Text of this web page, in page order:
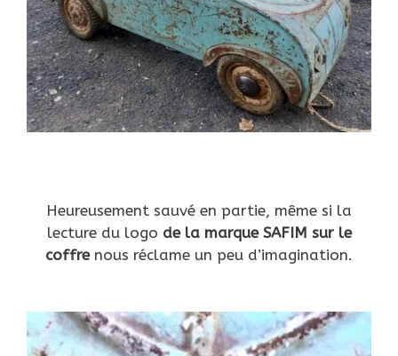
Heureusement sauvé en partie, même si la
lecture du logo de la marque SAFIM sur le
coffre nous réclame un peu d’imagination.